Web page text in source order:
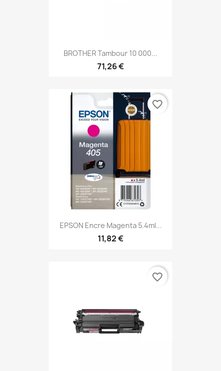
BROTHER Tambour 10 000...
71,26 €
EPSON Encre Magenta 5.4ml...
11,82 €
favorite_border
favorite_border